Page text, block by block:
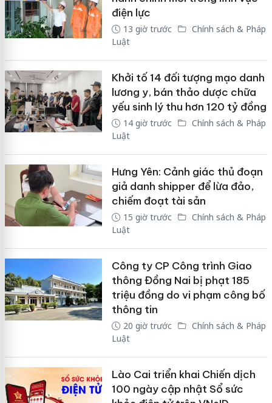
điện lực
13 giờ trước
Chính sách & Pháp
Luật
Khởi tố 14 đối tượng mạo danh
lương y, bán thảo dược chữa
yếu sinh lý thu hơn 120 tỷ đồng
14 giờ trước
Chính sách & Pháp
Luật
Hưng Yên: Cảnh giác thủ đoạn
giả danh shipper để lừa đảo,
chiếm đoạt tài sản
15 giờ trước
Chính sách & Pháp
Luật
Công ty CP Công trình Giao
thông Đồng Nai bị phạt 185
triệu đồng do vi phạm công bố
thông tin
20 giờ trước
Chính sách & Pháp
Luật
Lào Cai triển khai Chiến dịch
100 ngày cập nhật Sổ sức